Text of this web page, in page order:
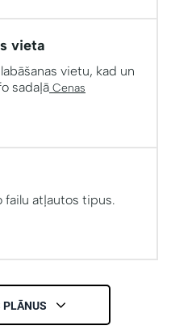
vieta
vietu, kad un
sadaļā Cenas
failu atļautos tipus.
PLĀNUS